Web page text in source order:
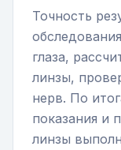
Точность
глаза,
линзы,
нерв. По
показания и
линзы